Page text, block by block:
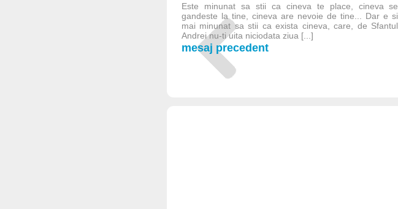
Este minunat sa stii ca cineva te place, cineva se
gandeste la tine, cineva are nevoie de tine... Dar e si
mai minunat sa stii ca exista cineva, care, de Sfantul
Andrei nu-ti uita niciodata ziua [...]
mesaj precedent